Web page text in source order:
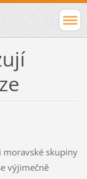
moravské skupiny
výjimečně